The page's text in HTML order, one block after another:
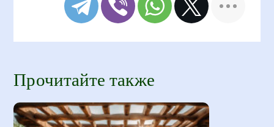
Прочитайте также